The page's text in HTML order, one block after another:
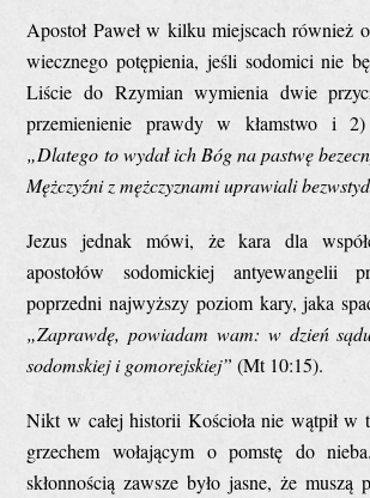
Apostoł Paweł w kilku miejscach również
wiecznego potępienia, jeśli sodomici nie
Liście do Rzymian wymienia dwie
przemienienie prawdy w kłamstwo i 2)
„Dlatego to wydał ich Bóg na pastwę
Mężczyźni z mężczyznami uprawiali bezwstyd
Jezus jednak mówi, że kara dla
apostołów sodomickiej antyewangelii
poprzedni najwyższy poziom kary, jaka
„Zaprawdę, powiadam wam: w dzień
sodomskiej i gomorejskiej”(Mt 10:15).
Nikt w całej historii Kościoła nie wątpił w
grzechem wołającym o pomstę do
skłonnością zawsze było jasne, że muszą